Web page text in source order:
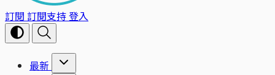
訂閱 訂閱支持登入
最新